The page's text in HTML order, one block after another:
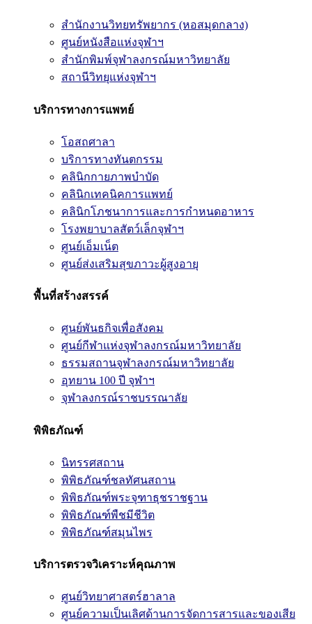
สำนักงานวิทยทรัพยากร (หอสมุดกลาง)
ศูนย์หนังสือแห่งจุฬาฯ
สำนักพิมพ์จุฬาลงกรณ์มหาวิทยาลัย
สถานีวิทยุแห่งจุฬาฯ
บริการทางการแพทย์
โอสถศาลา
บริการทางทันตกรรม
คลินิกกายภาพบำบัด
คลินิกเทคนิคการแพทย์
คลินิกโภชนาการและการกำหนดอาหาร
โรงพยาบาลสัตว์เล็กจุฬาฯ
ศูนย์เอ็มเน็ต
ศูนย์ส่งเสริมสุขภาวะผู้สูงอายุ
พื้นที่สร้างสรรค์
ศูนย์พันธกิจเพื่อสังคม
ศูนย์กีฬาแห่งจุฬาลงกรณ์มหาวิทยาลัย
ธรรมสถานจุฬาลงกรณ์มหาวิทยาลัย
อุทยาน 100 ปี จุฬาฯ
จุฬาลงกรณ์ราชบรรณาลัย
พิพิธภัณฑ์
นิทรรศสถาน
พิพิธภัณฑ์ชลทัศนสถาน
พิพิธภัณฑ์พระจุฑาธุชราชฐาน
พิพิธภัณฑ์พืชมีชีวิต
พิพิธภัณฑ์สมุนไพร
บริการตรวจวิเคราะห์คุณภาพ
ศูนย์วิทยาศาสตร์ฮาลาล
ศูนย์ความเป็นเลิศด้านการจัดการสารและของเสีย